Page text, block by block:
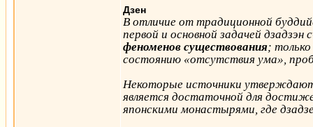
Дзен
В отличие от традиционной
первой и основной задачей
феноменов существования;
состоянию «отсутствия ума»,
Некоторые источники
является достаточной для
японскими монастырями, где